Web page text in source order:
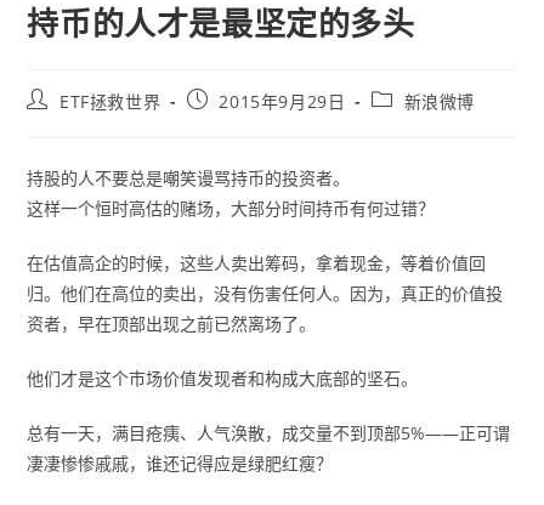
持币的人才是最坚定的多头
PostETF拯救世界
Post2015年9月29日
Post新浪微博
持股的人不要总是嘲笑谩骂持币的投资者。
这样一个恒时高估的赌场，大部分时间持币有何过错？
在估值高企的时候，这些人卖出筹码，拿着现金，等着价值回
归。他们在高位的卖出，没有伤害任何人。因为，真正的价值投
资者，早在顶部出现之前已然离场了。
他们才是这个市场价值发现者和构成大底部的坚石。
总有一天，满目疮痍、人气涣散，成交量不到顶部5%——正可谓
凄凄惨惨戚戚，谁还记得应是绿肥红瘦？